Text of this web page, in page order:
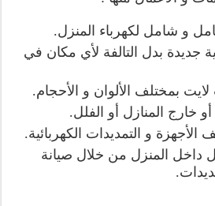
و شامل لكهرباء المنزل.
جديدة بدل التالفة لأي مكان في
بمختلف الألوان و الأحجام.
خارج المنازل أو الفلل.
و التمديدات الكهربائية.
داخل المنزل من خلال صيانة